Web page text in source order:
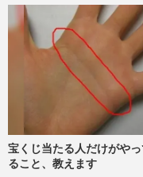
宝くじ当たる人だけがや
ること、教えます